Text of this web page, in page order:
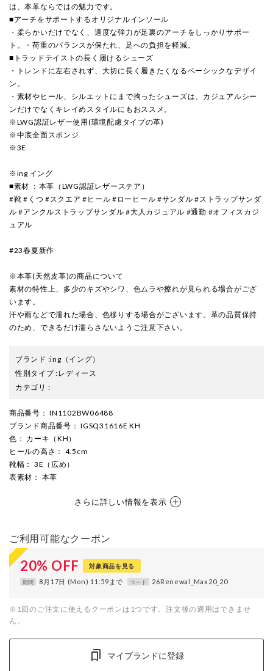
は、本革ならではの魅力です。
■アーチをサポートするオリジナルインソール
・柔らかいだけでなく、適度な弾力が足裏のアーチをしっかりサポー
ト。・荷重のバランスが保たれ、足への負担を軽減。
■トラッドテイストの長く履けるシューズ
・トレンドに左右されず、大切に長く履きたくなるベーシックなデザイ
ン。
・素材やヒール、シルエットにまで拘ったシューズは、カジュアルシー
ンだけでなくキレイめスタイルにもおススメ。
※LWG認証レザー使用(環境配慮タイプの革)
※中底全面スポンジ
※3E
※ing イング
■素材 ：本革（LWG認証レザーステア）
#靴 #くつ #スクエア #ヒール #ローヒール #サンダル #ストラップサンダ
ル #アンクルストラップサンダル #大人カジュアル #通勤 #オフィスカジ
ュアル
#23春夏新作
※本革(天然皮革)の商品について
素材の特性上、多少のキズやシワ、色ムラや擦れが見られる場合がござ
います。
汗や雨などで濡れた場合、色移りする場合がございます。革の品質保持
のため、できるだけ濡らさないようご注意下さい。
ブランド :ing （イング）
性別タイプ:レディース
カテゴリ :
商品番号 ： IN1102BW06488
ブランド商品番号 ： IGSQ31616E KH
色 ： カーキ（KH）
ヒールの高さ ： 4.5cm
靴幅 ： 3E（広め）
表素材 ： 本革
さらに詳しい情報を表示
ご利用可能なクーポン
20% OFF 対象商品を見る
期間 8月17日 (Mon) 11:59まで コード 26Renewal_Max20_20
※1回のご注文に使えるクーポンは1つです。注文後の適用はできませ
ん。
マイブランドに登録